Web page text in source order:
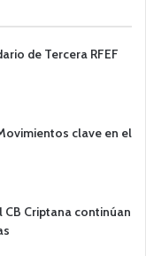
de Tercera RFEF
clave en el
Criptana continúan